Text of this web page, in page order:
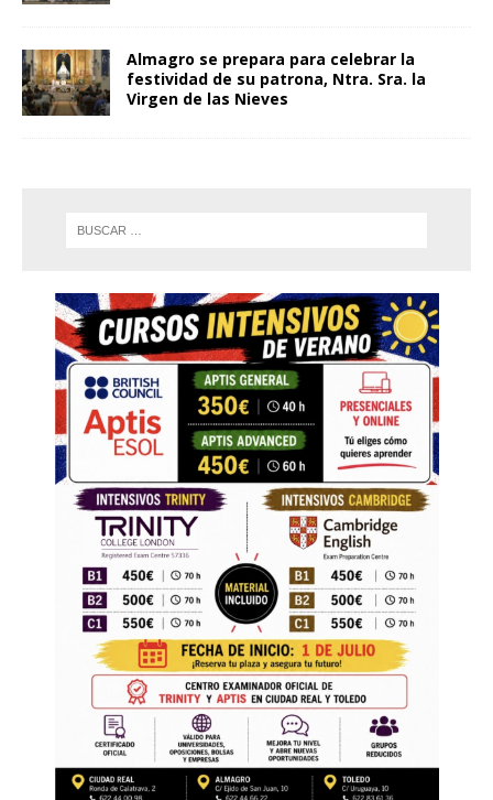
Almagro se prepara para celebrar la
festividad de su patrona, Ntra. Sra. la
Virgen de las Nieves